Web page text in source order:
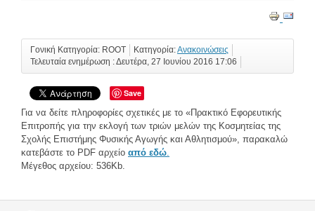
Γονική Κατηγορία: ROOT Κατηγορία:Ανακοινώσεις
Τελευταία ενημέρωση : Δευτέρα, 27 Ιουνίου 2016 17:06
Save
Για να δείτε πληροφορίες σχετικές με το «Πρακτικό Εφορευτικής
Επιτροπής για την εκλογή των τριών μελών της Κοσμητείας της
Σχολής Επιστήμης Φυσικής Αγωγής και Αθλητισμού», παρακαλώ
κατεβάστε το PDF αρχείο από εδώ
Μέγεθος αρχείου: 536Kb.